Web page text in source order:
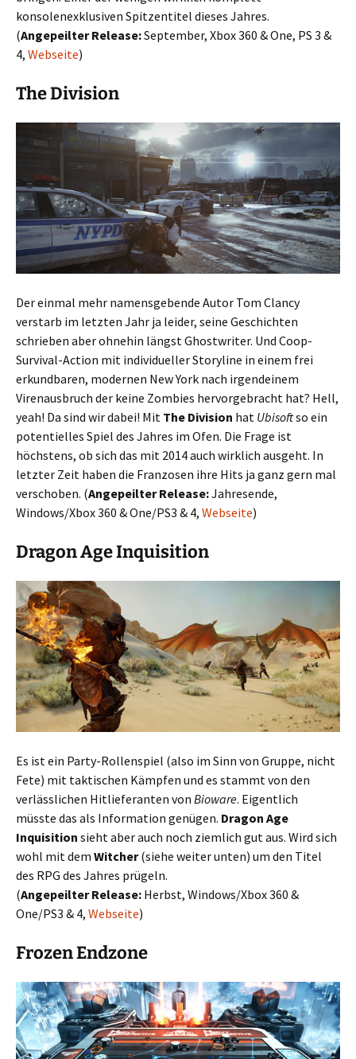
konsolenexklusiven Spitzentitel dieses Jahres.
(Angepeilter Release:September, Xbox 360 & One, PS 3 &
4, Webseite)
The Division
Der einmal mehr namensgebende Autor Tom Clancy
verstarb im letzten Jahr ja leider, seine Geschichten
schrieben aber ohnehin längst Ghostwriter. Und Coop-
Survival-Action mit individueller Storyline in einem frei
erkundbaren, modernen New York nach irgendeinem
Virenausbruch der keine Zombies hervorgebracht hat? Hell,
yeah! Da sind wir dabei! Mit The Division hat Ubisoftso ein
potentielles Spiel des Jahres im Ofen. Die Frage ist
höchstens, ob sich das mit 2014 auch wirklich ausgeht. In
letzter Zeit haben die Franzosen ihre Hits ja ganz gern mal
verschoben. (Angepeilter Release:Jahresende,
Windows/Xbox 360 & One/PS3 & 4, Webseite)
Dragon Age Inquisition
Es ist ein Party-Rollenspiel (also im Sinn von Gruppe, nicht
Fete) mit taktischen Kämpfen und es stammt von den
verlässlichen Hitlieferanten von Bioware. Eigentlich
müsste das als Information genügen. Dragon Age
Inquisition sieht aber auch noch ziemlich gut aus. Wird sich
wohl mit dem Witcher(siehe weiter unten) um den Titel
des RPG des Jahres prügeln.
(Angepeilter Release: Herbst, Windows/Xbox 360 &
One/PS3 & 4, Webseite)
Frozen Endzone